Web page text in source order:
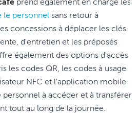
prend également en charge les
le personnel sans retour à
concessions à déplacer les clés
d'entretien et les préposés
également des options d'accès
les codes QR, les codes à usage
NFC et l'application mobile
personnel à accéder et à transférer
tout au long de la journée.